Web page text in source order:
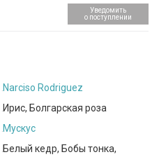
Уведомить
о поступлении
Narciso Rodriguez
Ирис, Болгарская роза
Мускус
Белый кедр, Бобы тонка,